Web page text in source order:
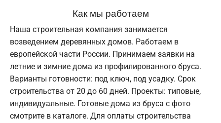
Как мы работаем
Наша строительная компания занимается
возведением деревянных домов. Работаем в
европейской части России. Принимаем заявки на
летние и зимние дома из профилированного бруса.
Варианты готовности: под ключ, под усадку. Срок
строительства от 20 до 60 дней. Проекты: типовые,
индивидуальные. Готовые дома из бруса с фото
смотрите в каталоге. Для оплаты строительства